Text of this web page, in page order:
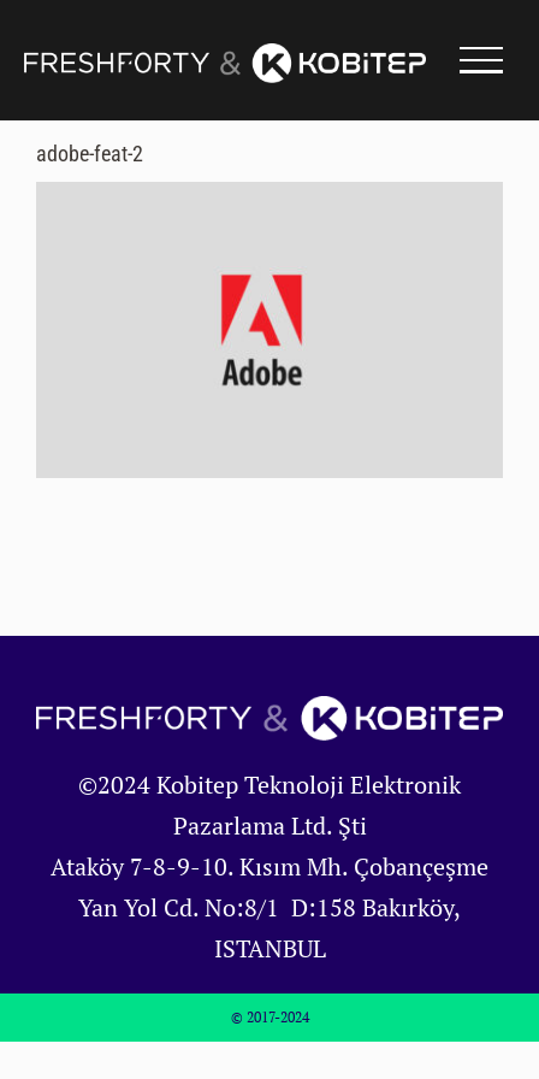
adobe-feat-2
©2024 Kobitep Teknoloji Elektronik
Pazarlama Ltd. Şti
Ataköy 7-8-9-10. Kısım Mh. Çobançeşme
Yan Yol Cd. No:8/1 D:158 Bakırköy,
ISTANBUL
© 2017-2024